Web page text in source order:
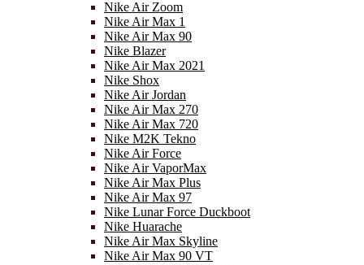
Nike Air Zoom
Nike Air Max 1
Nike Air Max 90
Nike Blazer
Nike Air Max 2021
Nike Shox
Nike Air Jordan
Nike Air Max 270
Nike Air Max 720
Nike M2K Tekno
Nike Air Force
Nike Air VaporMax
Nike Air Max Plus
Nike Air Max 97
Nike Lunar Force Duckboot
Nike Huarache
Nike Air Max Skyline
Nike Air Max 90 VT